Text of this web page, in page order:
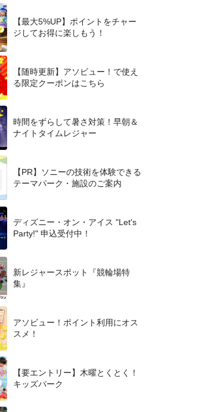
【最大5%UP】ポイントをチャー
ジしてお得に楽しもう！
【随時更新】アソビュー！で使え
る限定クーポンはこちら
時間をずらして暑さ対策！早朝＆
ナイトタイムレジャー
【PR】ソニーの技術を体験できる
テーマパーク・施設のご案内
ディズニー・オン・アイス "Let's
Party!" 申込受付中！
新レジャースポット『競輪場特
集』
アソビュー！ポイント利用にオス
スメ！
【要エントリー】木曜とくとく！
キッズパーク